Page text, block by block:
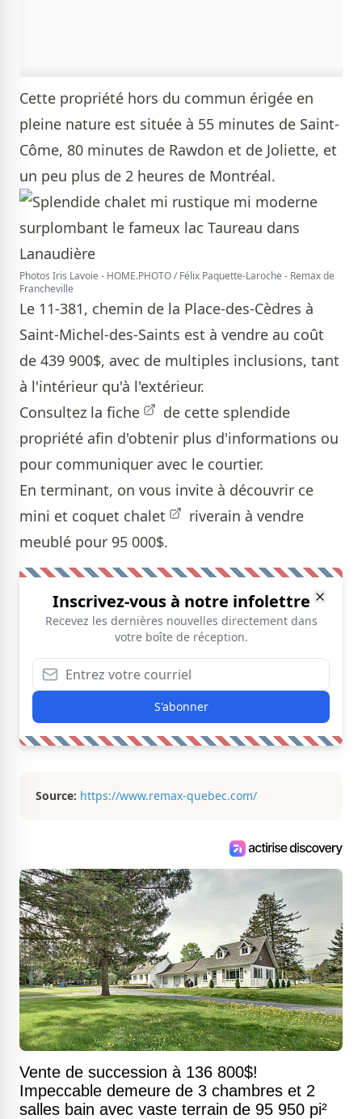
Cette propriété hors du commun érigée en
pleine nature est située à 55 minutes de Saint-
Côme, 80 minutes de Rawdon et de Joliette, et
un peu plus de 2 heures de Montréal.
Photos Iris Lavoie - HOME.PHOTO / Félix Paquette-Laroche - Remax de
Francheville
Le 11-381, chemin de la Place-des-Cèdres à
Saint-Michel-des-Saints est à vendre au coût
de 439 900$, avec de multiples inclusions, tant
à l'intérieur qu'à l'extérieur.
Consultez la fiche
de cette splendide
propriété afin d'obtenir plus d'informations ou
pour communiquer avec le courtier.
En terminant, on vous invite à découvrir ce
mini et coquet chalet
riverain à vendre
meublé pour 95 000$.
Inscrivez-vous à notre infolettre
Recevez les dernières nouvelles directement dans
votre boîte de réception.
S'abonner
Source: https://www.remax-quebec.com/
Vente de succession à 136 800$!
Impeccable demeure de 3 chambres et 2
salles bain avec vaste terrain de 95 950 pi²